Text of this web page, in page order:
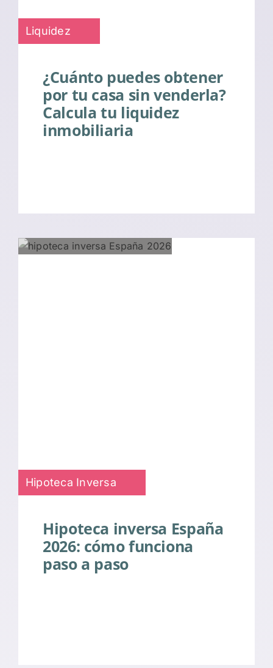
Liquidez
¿Cuánto puedes obtener
por tu casa sin venderla?
Calcula tu liquidez
inmobiliaria
Hipoteca Inversa
Hipoteca inversa España
2026: cómo funciona
paso a paso